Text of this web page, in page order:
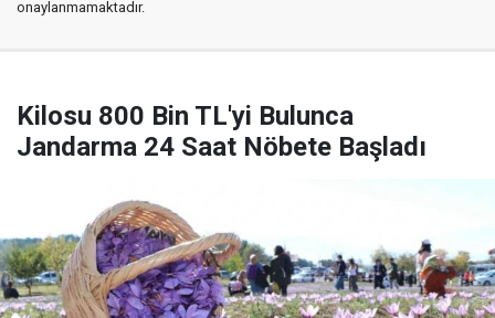
onaylanmamaktadır.
Kilosu 800 Bin TL'yi Bulunca
Jandarma 24 Saat Nöbete Başladı